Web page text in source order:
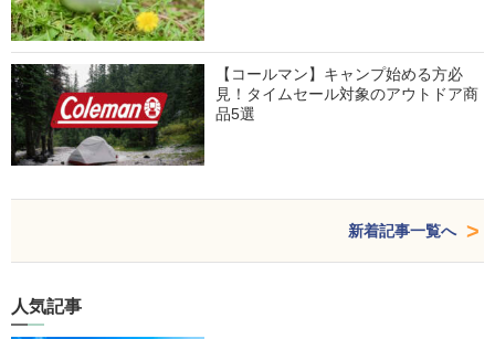
【コールマン】キャンプ始める方必
見！タイムセール対象のアウトドア商
品5選
新着記事一覧へ
人気記事